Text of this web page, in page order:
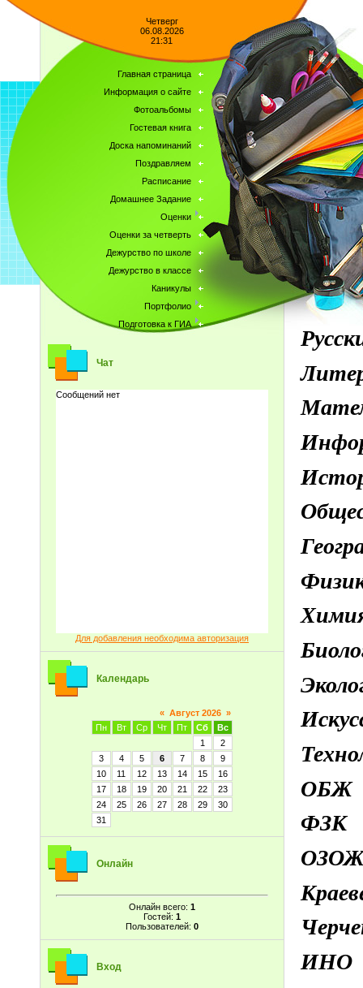
Четверг
06.08.2026
21:31
Главная страница
Информация о сайте
Фотоальбомы
Гостевая книга
Доска напоминаний
Поздравляем
Расписание
Домашнее Задание
Оценки
Оценки за четверть
Дежурство по школе
Дежурство в классе
Каникулы
Портфолио
Подготовка к ГИА
Чат
Для добавления необходима авторизация
Календарь
« Август 2026 »
Пн
Вт Ср Чт Пт Сб
Вс
1
2
3
4 5 6 7 8
9
10
11 12 13 14 15
16
17
18 19 20 21 22
23
24
25 26 27 28 29
30
31
Онлайн
Онлайн всего: 1
Гостей: 1
Пользователей: 0
Вход
ОБЖ
ФЗК
ИНО